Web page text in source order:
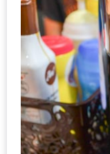
เด็ด
สำหรับ
คุณ
แม่
ที่รัก
2560
สบาย